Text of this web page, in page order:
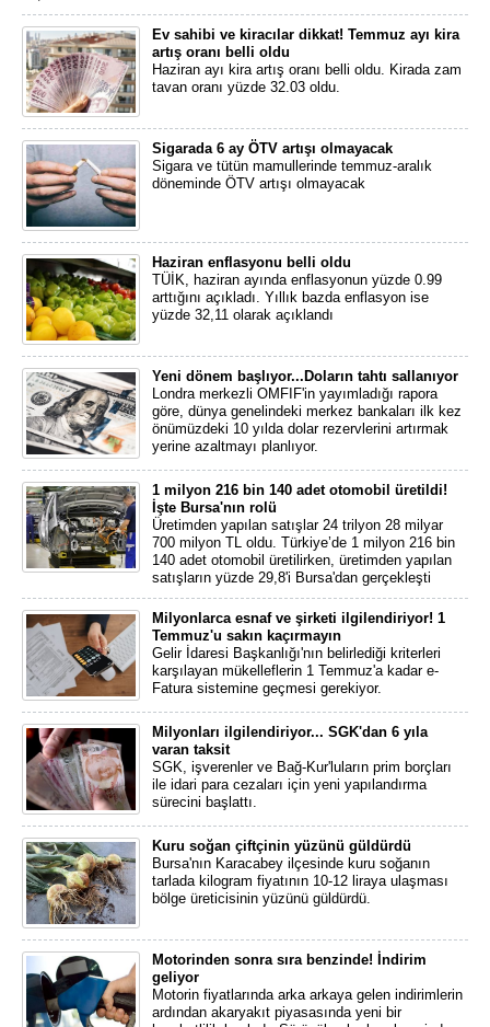
Ev sahibi ve kiracılar dikkat! Temmuz ayı kira
artış oranı belli oldu
Haziran ayı kira artış oranı belli oldu. Kirada zam
tavan oranı yüzde 32.03 oldu.
Sigarada 6 ay ÖTV artışı olmayacak
Sigara ve tütün mamullerinde temmuz-aralık
döneminde ÖTV artışı olmayacak
Haziran enflasyonu belli oldu
TÜİK, haziran ayında enflasyonun yüzde 0.99
arttığını açıkladı. Yıllık bazda enflasyon ise
yüzde 32,11 olarak açıklandı
Yeni dönem başlıyor...Doların tahtı sallanıyor
Londra merkezli OMFIF'in yayımladığı rapora
göre, dünya genelindeki merkez bankaları ilk kez
önümüzdeki 10 yılda dolar rezervlerini artırmak
yerine azaltmayı planlıyor.
1 milyon 216 bin 140 adet otomobil üretildi!
İşte Bursa'nın rolü
Üretimden yapılan satışlar 24 trilyon 28 milyar
700 milyon TL oldu. Türkiye’de 1 milyon 216 bin
140 adet otomobil üretilirken, üretimden yapılan
satışların yüzde 29,8'i Bursa'dan gerçekleşti
Milyonlarca esnaf ve şirketi ilgilendiriyor! 1
Temmuz'u sakın kaçırmayın
Gelir İdaresi Başkanlığı'nın belirlediği kriterleri
karşılayan mükelleflerin 1 Temmuz'a kadar e-
Fatura sistemine geçmesi gerekiyor.
Milyonları ilgilendiriyor... SGK'dan 6 yıla
varan taksit
SGK, işverenler ve Bağ-Kur'luların prim borçları
ile idari para cezaları için yeni yapılandırma
sürecini başlattı.
Kuru soğan çiftçinin yüzünü güldürdü
Bursa'nın Karacabey ilçesinde kuru soğanın
tarlada kilogram fiyatının 10-12 liraya ulaşması
bölge üreticisinin yüzünü güldürdü.
Motorinden sonra sıra benzinde! İndirim
geliyor
Motorin fiyatlarında arka arkaya gelen indirimlerin
ardından akaryakıt piyasasında yeni bir